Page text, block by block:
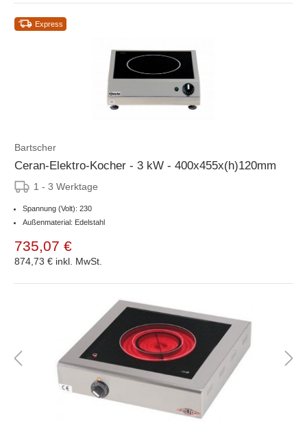
Express
Bartscher
Ceran-Elektro-Kocher - 3 kW - 400x455x(h)120mm
1 - 3 Werktage
Spannung (Volt): 230
Außenmaterial: Edelstahl
735,07 €
874,73 € inkl. MwSt.